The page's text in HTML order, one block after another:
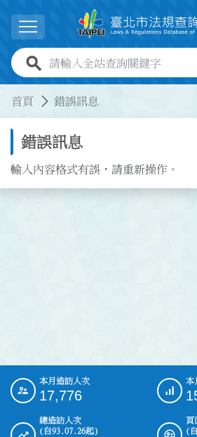
展開選單
全站查詢關鍵字欄位
首頁 錯誤訊息
錯誤訊息
輸入內容格式有誤，請重新操作。
::: 本月造訪人次
17,776
本
總造訪人次
(自93.07.26起)
(